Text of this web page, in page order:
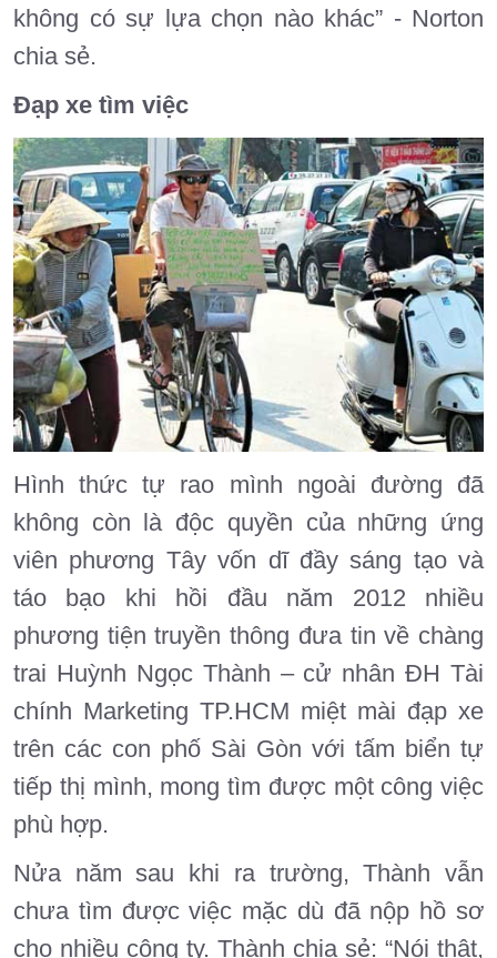
không có sự lựa chọn nào khác” - Norton
chia sẻ.
Đạp xe tìm việc
Hình thức tự rao mình ngoài đường đã
không còn là độc quyền của những ứng
viên phương Tây vốn dĩ đầy sáng tạo và
táo bạo khi hồi đầu năm 2012 nhiều
phương tiện truyền thông đưa tin về chàng
trai Huỳnh Ngọc Thành – cử nhân ĐH Tài
chính Marketing TP.HCM miệt mài đạp xe
trên các con phố Sài Gòn với tấm biển tự
tiếp thị mình, mong tìm được một công việc
phù hợp.
Nửa năm sau khi ra trường, Thành vẫn
chưa tìm được việc mặc dù đã nộp hồ sơ
cho nhiều công ty. Thành chia sẻ: “Nói thật,